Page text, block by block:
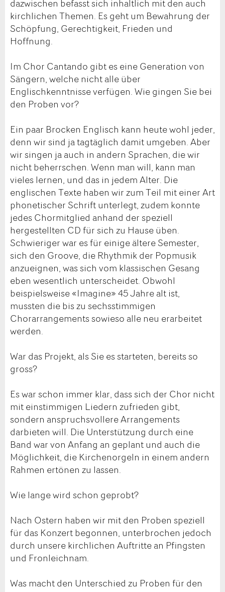
dazwischen befasst sich inhaltlich mit den auch
kirchlichen Themen. Es geht um Bewahrung der
Schöpfung, Gerechtigkeit, Frieden und
Hoffnung.
Im Chor Cantando gibt es eine Generation von
Sängern, welche nicht alle über
Englischkenntnisse verfügen. Wie gingen Sie bei
den Proben vor?
Ein paar Brocken Englisch kann heute wohl jeder,
denn wir sind ja tagtäglich damit umgeben. Aber
wir singen ja auch in andern Sprachen, die wir
nicht beherrschen. Wenn man will, kann man
vieles lernen, und das in jedem Alter. Die
englischen Texte haben wir zum Teil mit einer Art
phonetischer Schrift unterlegt, zudem konnte
jedes Chormitglied anhand der speziell
hergestellten CD für sich zu Hause üben.
Schwieriger war es für einige ältere Semester,
sich den Groove, die Rhythmik der Popmusik
anzueignen, was sich vom klassischen Gesang
eben wesentlich unterscheidet. Obwohl
beispielsweise «Imagine» 45 Jahre alt ist,
mussten die bis zu sechsstimmigen
Chorarrangements sowieso alle neu erarbeitet
werden.
War das Projekt, als Sie es starteten, bereits so
gross?
Es war schon immer klar, dass sich der Chor nicht
mit einstimmigen Liedern zufrieden gibt,
sondern anspruchsvollere Arrangements
darbieten will. Die Unterstützung durch eine
Band war von Anfang an geplant und auch die
Möglichkeit, die Kirchenorgeln in einem andern
Rahmen ertönen zu lassen.
Wie lange wird schon geprobt?
Nach Ostern haben wir mit den Proben speziell
für das Konzert begonnen, unterbrochen jedoch
durch unsere kirchlichen Auftritte an Pfingsten
und Fronleichnam.
Was macht den Unterschied zu Proben für den